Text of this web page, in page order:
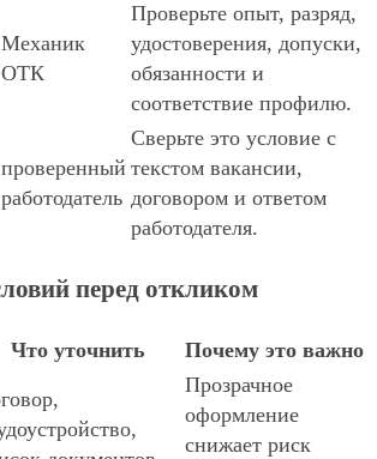
Механик
ОТК
Проверьте опыт, разряд,
удостоверения, допуски,
обязанности и
соответствие профилю.
проверенный
работодатель
Сверьте это условие с
текстом вакансии,
договором и ответом
работодателя.
перед откликом
Что уточнить Почему это важно
Прозрачное
оформление
снижает риск